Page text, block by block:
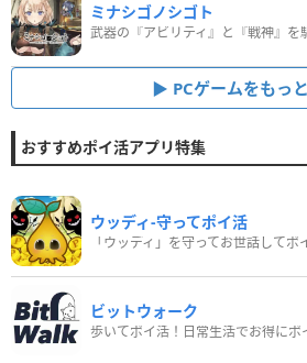
ミナシゴノシゴト
PCゲームをもっ
おすすめポイ活アプリ特集
ウッディ‐守ってポイ活
「ウッディ」を守ってお世話してポ
ビットウォーク